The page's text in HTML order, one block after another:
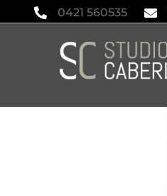
0421 560535